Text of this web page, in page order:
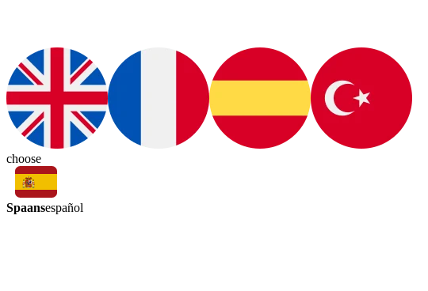
choose
Spaansespañol